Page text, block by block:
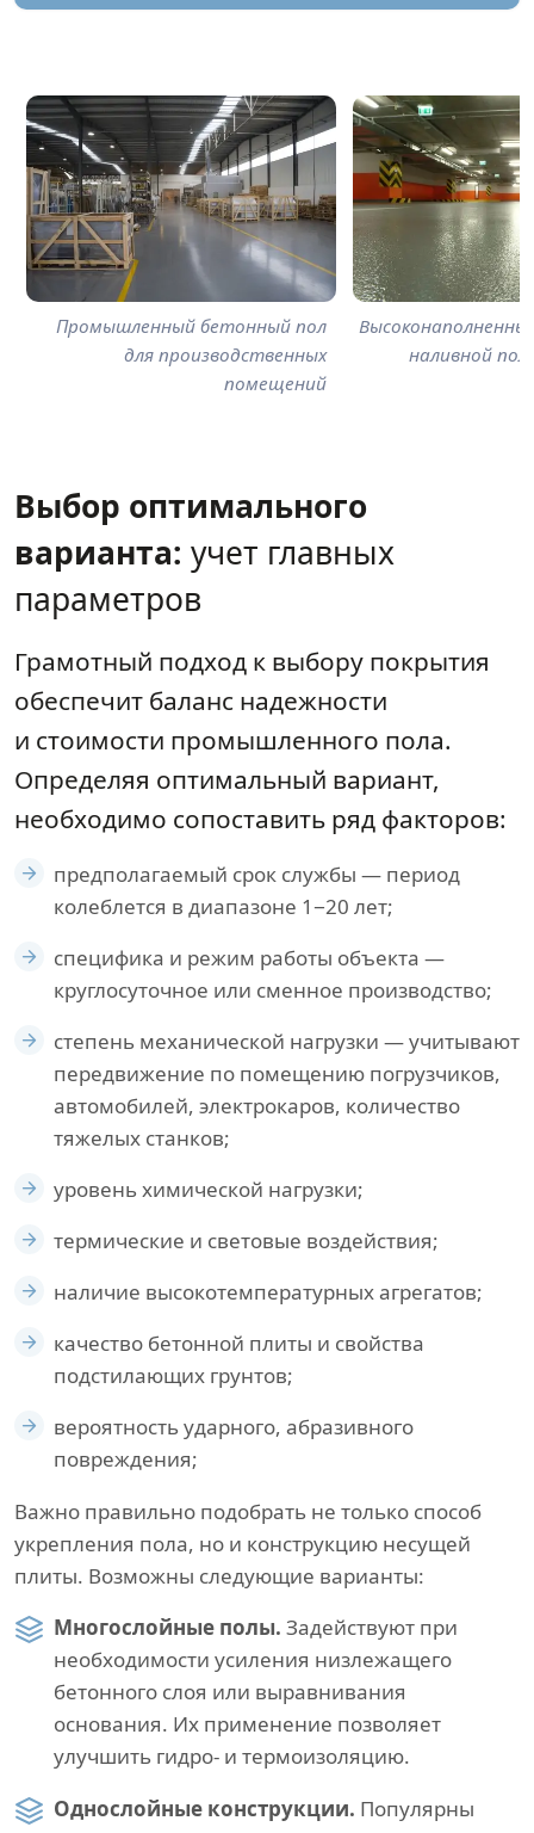
Промышленный бетонный пол
для производственных
помещений
наливной пол
Выбор оптимального
варианта: учет главных
параметров
Грамотный подход к выбору покрытия
обеспечит баланс надежности
и стоимости промышленного пола.
Определяя оптимальный вариант,
необходимо сопоставить ряд факторов:
предполагаемый срок службы — период
колеблется в диапазоне 1−20 лет;
специфика и режим работы объекта —
круглосуточное или сменное производство;
степень механической нагрузки — учитывают
передвижение по помещению погрузчиков,
автомобилей, электрокаров, количество
тяжелых станков;
уровень химической нагрузки;
термические и световые воздействия;
наличие высокотемпературных агрегатов;
качество бетонной плиты и свойства
подстилающих грунтов;
вероятность ударного, абразивного
повреждения;
Важно правильно подобрать не только способ
укрепления пола, но и конструкцию несущей
плиты. Возможны следующие варианты:
Многослойные полы. Задействуют при
необходимости усиления низлежащего
бетонного слоя или выравнивания
основания. Их применение позволяет
улучшить гидро- и термоизоляцию.
Однослойные конструкции. Популярны